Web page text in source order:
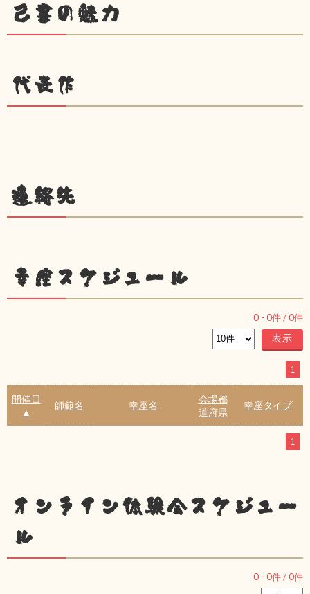
己書の魅力
代表作
連絡先
幸座スケジュール
0 - 0件 /0件
1
開催日
▲
師範名 幸座名
会場都
道府県
幸座タイプ
1
オンライン体験会スケジュー
ル
0 - 0件 /0件